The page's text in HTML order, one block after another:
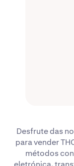
Desfrute das
para vender
métodos